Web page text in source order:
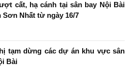
cất, hạ cánh tại sân bay Nội Bài
Sơn Nhất từ ngày 16/7
tạm dừng các dự án khu vực sân
Bài